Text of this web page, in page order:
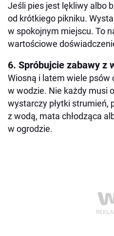
Jeśli pies jest lękliwy albo
od krótkiego pikniku.
w spokojnym miejscu. To
wartościowe
6. Spróbujcie zabawy z
Wiosną i latem wiele psów
w wodzie. Nie każdy musi
wystarczy płytki strumień,
z wodą, mata chłodząca
w ogrodzie.